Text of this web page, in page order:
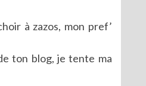
à zazos, mon pref’
ton blog, je tente ma